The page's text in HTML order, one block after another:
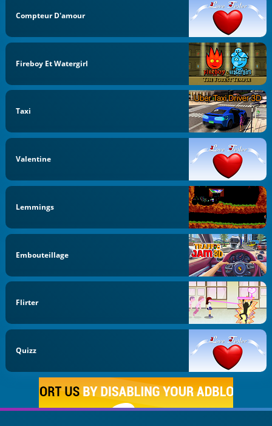
Compteur D'amour
Fireboy Et Watergirl
Taxi
Valentine
Lemmings
Embouteillage
Flirter
Quizz